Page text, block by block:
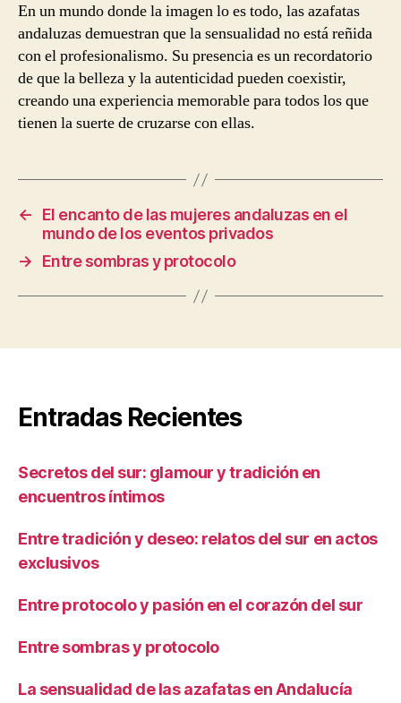
En un mundo donde la imagen lo es todo, las azafatas
andaluzas demuestran que la sensualidad no está reñida
con el profesionalismo. Su presencia es un recordatorio
de que la belleza y la autenticidad pueden coexistir,
creando una experiencia memorable para todos los que
tienen la suerte de cruzarse con ellas.
←
El encanto de las mujeres andaluzas en el
mundo de los eventos privados
→
Entre sombras y protocolo
Entradas Recientes
Secretos del sur: glamour y tradición en
encuentros íntimos
Entre tradición y deseo: relatos del sur en actos
exclusivos
Entre protocolo y pasión en el corazón del sur
Entre sombras y protocolo
La sensualidad de las azafatas en Andalucía